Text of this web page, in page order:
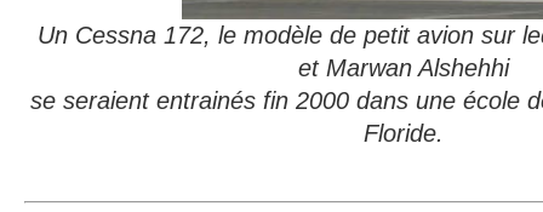
Un Cessna 172, le modèle de petit avion sur
et Marwan Alshehhi
se seraient entrainés fin 2000 dans une école
Floride.